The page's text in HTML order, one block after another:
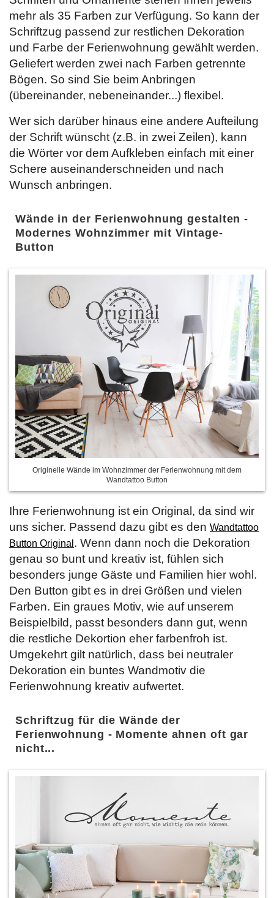
mehr als 35 Farben zur Verfügung. So kann der
Schriftzug passend zur restlichen Dekoration
und Farbe der Ferienwohnung gewählt werden.
Geliefert werden zwei nach Farben getrennte
Bögen. So sind Sie beim Anbringen
(übereinander, nebeneinander...) flexibel.
Wer sich darüber hinaus eine andere Aufteilung
der Schrift wünscht (z.B. in zwei Zeilen), kann
die Wörter vor dem Aufkleben einfach mit einer
Schere auseinanderschneiden und nach
Wunsch anbringen.
Wände in der Ferienwohnung gestalten -
Modernes Wohnzimmer mit Vintage-
Button
Originelle Wände im Wohnzimmer der Ferienwohnung mit dem
Wandtattoo Button
Ihre Ferienwohnung ist ein Original, da sind wir
uns sicher. Passend dazu gibt es den Wandtattoo
Button Original . Wenn dann noch die Dekoration
genau so bunt und kreativ ist, fühlen sich
besonders junge Gäste und Familien hier wohl.
Den Button gibt es in drei Größen und vielen
Farben. Ein graues Motiv, wie auf unserem
Beispielbild, passt besonders dann gut, wenn
die restliche Dekortion eher farbenfroh ist.
Umgekehrt gilt natürlich, dass bei neutraler
Dekoration ein buntes Wandmotiv die
Ferienwohnung kreativ aufwertet.
Schriftzug für die Wände der
Ferienwohnung - Momente ahnen oft gar
nicht...